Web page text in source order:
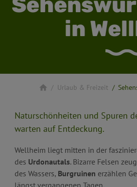
in
Urlaub & Freizeit
Naturschönheiten und Spuren
warten auf Entdeckung.
Wellheim liegt mitten in der
des Urdonautals. Bizarre Felsen
des Wassers, Burgruinen erzählen